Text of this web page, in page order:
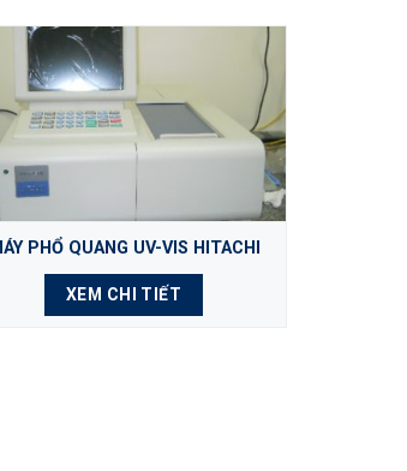
PHỔ QUANG UV-VIS HITACHI
XEM CHI TIẾT